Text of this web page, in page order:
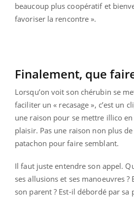
beaucoup plus coopératif et
favoriser la rencontre ».
Finalement, que
Lorsqu’on voit son chérubin se
faciliter un « recasage », c’est un
une raison pour se mettre illico
plaisir. Pas une raison non plus
patachon pour faire semblant.
Il faut juste entendre son appel.
ses allusions et ses manoeuvres
son parent ? Est-il débordé par sa